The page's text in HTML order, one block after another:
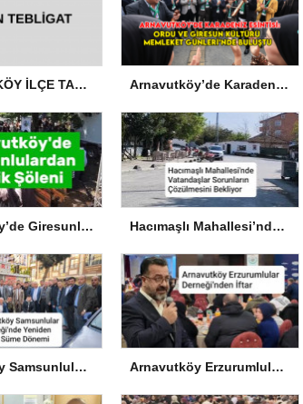
ARNAVUTKÖY İLÇE TARIM VE ORMAN MÜDÜRLÜĞÜ’NDEN İLANEN TEBLİGAT Arnavutköy’de Karadeniz Esintisi: Ordu ve Giresun Kültürü Memleket Günleri’nde Buluştu
Arnavutköy’de Giresunlulardan Piknik Şöleni Hacımaşlı Mahallesi’nde Vatandaşlar Sorunların Çözülmesini Bekliyor
Arnavutköy Samsunlular Derneği’nde Yeniden Ümit Süme Dönemi Arnavutköy Erzurumlular Derneği’nden İftar